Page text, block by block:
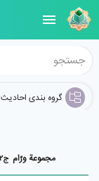
گروه بندی احادیث
مجموعة ورّام ج۲ ص۴۲